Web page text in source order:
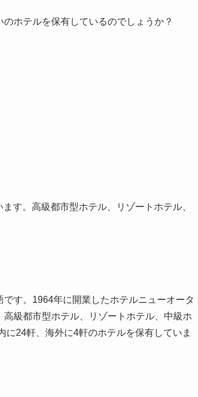
ホテルを保有しているのでしょうか？
す。高級都市型ホテル、リゾートホテル、
す。1964年に開業したホテルニューオータ
級都市型ホテル、リゾートホテル、中級ホ
24軒、海外に4軒のホテルを保有していま